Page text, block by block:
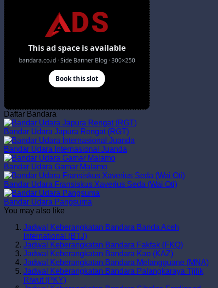
Daftar Bandara
Bandar Udara Japura Rengat (RGT)
Bandar Udara Internasional Juanda
Bandar Udara Gamar Malamo
Bandar Udara Fransiskus Xaverius Seda (Wai Oti)
Bandar Udara Pangsuma
You may also like
Jadwal Keberangkatan Bandara Banda Aceh
International (BTJ)
Jadwal Keberangkatan Bandara Fakfak (FKQ)
Jadwal Keberangkatan Bandara Kao (KAZ)
Jadwal Keberangkatan Bandara Melangguane (MNA)
Jadwal Keberangkatan Bandara Palangkaraya Tjilik
Riwut (PKY)